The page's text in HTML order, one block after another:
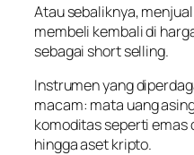
Atau sebaliknya,
membeli kembali di
sebagai short selling.
Instrumen yang
macam: mata uang
komoditas seperti emas
hingga aset kripto.